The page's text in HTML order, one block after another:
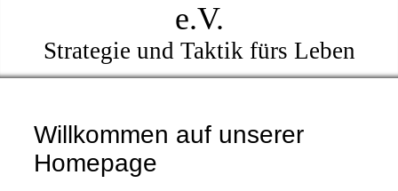
e.V.
Strategie und Taktik fürs Leben
Willkommen auf unserer
Homepage